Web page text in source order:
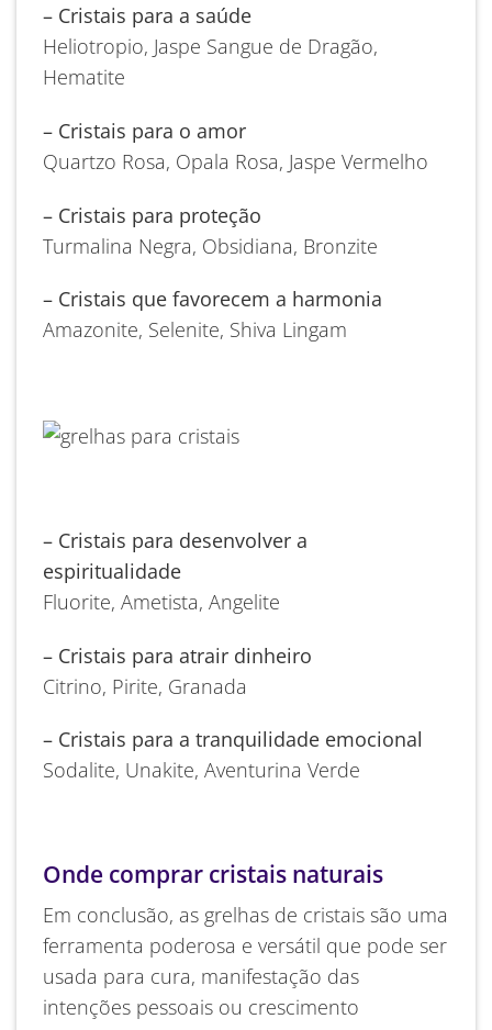
– Cristais para a saúde
Heliotropio, Jaspe Sangue de Dragão,
Hematite
– Cristais para o amor
Quartzo Rosa, Opala Rosa, Jaspe Vermelho
– Cristais para proteção
Turmalina Negra, Obsidiana, Bronzite
– Cristais que favorecem a harmonia
Amazonite, Selenite, Shiva Lingam
– Cristais para desenvolver a
espiritualidade
Fluorite, Ametista, Angelite
– Cristais para atrair dinheiro
Citrino, Pirite, Granada
– Cristais para a tranquilidade emocional
Sodalite, Unakite, Aventurina Verde
Onde comprar cristais naturais
Em conclusão, as grelhas de cristais são uma
ferramenta poderosa e versátil que pode ser
usada para cura, manifestação das
intenções pessoais ou crescimento